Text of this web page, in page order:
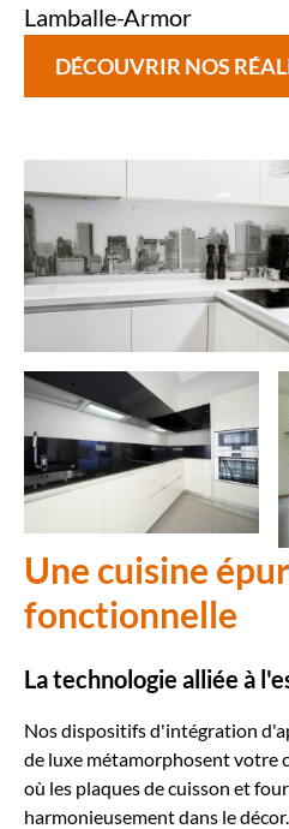
Lamballe-Armor
DÉCOUVRIR NOS
Une cuisine
fonctionnelle
La technologie alliée à
Nos dispositifs d'intégration
de luxe métamorphosent votre
où les plaques de cuisson et
harmonieusement dans le